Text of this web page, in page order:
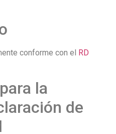
conforme con el
RD
la
de